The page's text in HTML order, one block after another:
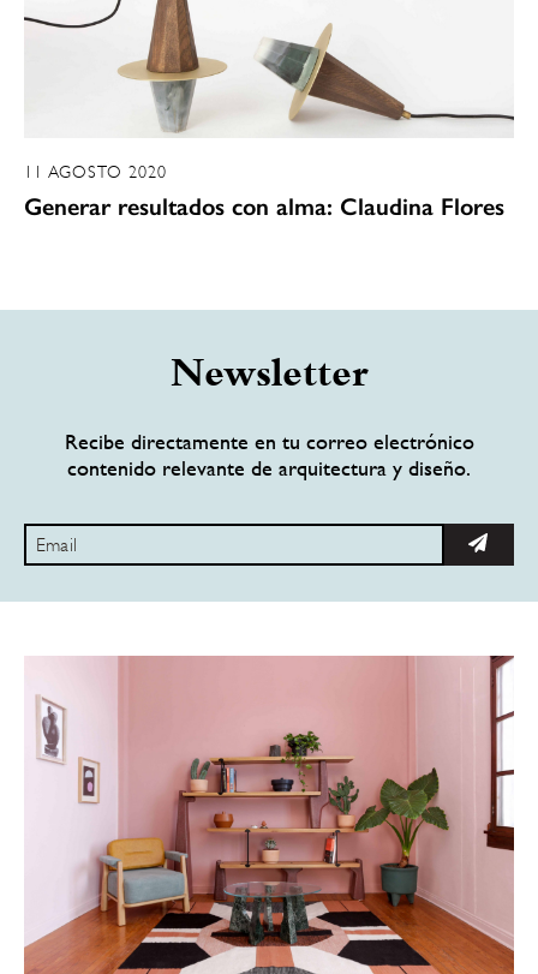
11 AGOSTO 2020
Generar resultados con alma: Claudina Flores
Newsletter
Recibe directamente en tu correo electrónico
contenido relevante de arquitectura y diseño.